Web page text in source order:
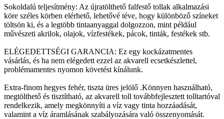
Sokoldalú teljesítmény: Az újratölthető falfestő tollak alkalmazási
köre széles körben elérhető, lehetővé téve, hogy különböző színeket
töltsön ki, és a legtöbb tintaanyaggal dolgozzon, mint például
művészeti akrilok, olajok, vízfestékek, pácok, tinták, festékek stb.
ELÉGEDETTSÉGI GARANCIA: Ez egy kockázatmentes
vásárlás, és ha nem elégedett ezzel az akvarell ecsetkészlettel,
problémamentes nyomon követést kínálunk.
Extra-finom hegyes fehér, tiszta üres jelölő .Könnyen használható,
megtölthető és tisztítható, az akvarell toll továbbfejlesztett tolltartóval
rendelkezik, amely megkönnyíti a víz vagy tinta hozzáadását,
valamint a víz áramlásának szabályozására való összenyomását.